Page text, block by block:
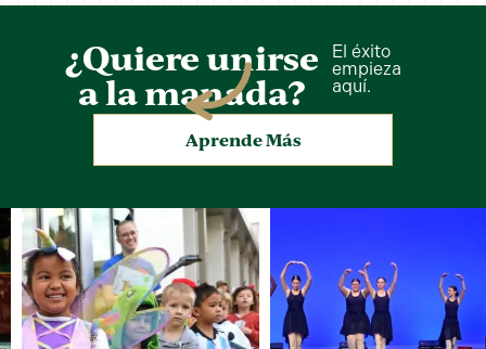
¿Quiere unirse
a la manada?
El éxito
empieza
aquí.
Aprende Más